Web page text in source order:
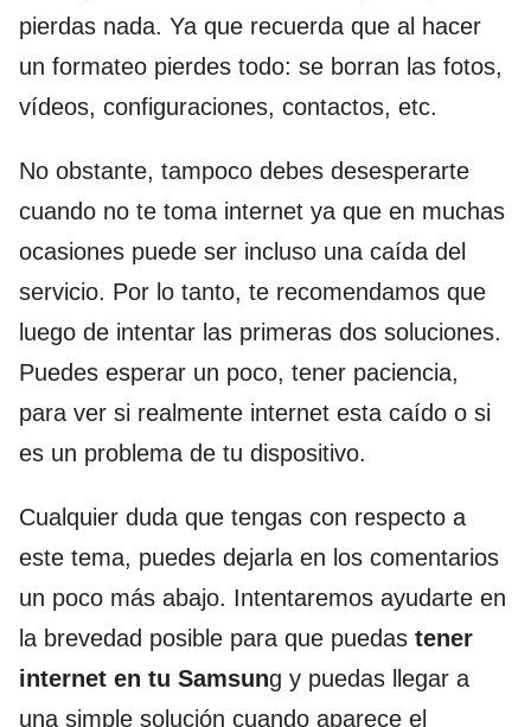
pierdas nada. Ya que recuerda que al hacer
un formateo pierdes todo: se borran las fotos,
vídeos, configuraciones, contactos, etc.
No obstante, tampoco debes desesperarte
cuando no te toma internet ya que en muchas
ocasiones puede ser incluso una caída del
servicio. Por lo tanto, te recomendamos que
luego de intentar las primeras dos soluciones.
Puedes esperar un poco, tener paciencia,
para ver si realmente internet esta caído o si
es un problema de tu dispositivo.
Cualquier duda que tengas con respecto a
este tema, puedes dejarla en los comentarios
un poco más abajo. Intentaremos ayudarte en
la brevedad posible para que puedas tener
internet en tu Samsung y puedas llegar a
una simple solución cuando aparece el